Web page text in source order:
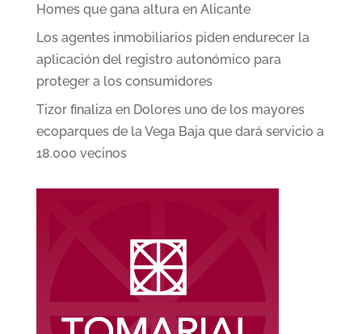
Homes que gana altura en Alicante
Los agentes inmobiliarios piden endurecer la
aplicación del registro autonómico para
proteger a los consumidores
Tizor finaliza en Dolores uno de los mayores
ecoparques de la Vega Baja que dará servicio a
18.000 vecinos